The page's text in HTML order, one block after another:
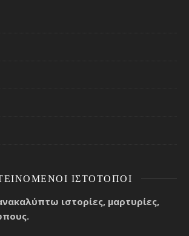
ΙΣΤΌΤΟΠΟΙ
ιστορίες, μαρτυρίες,